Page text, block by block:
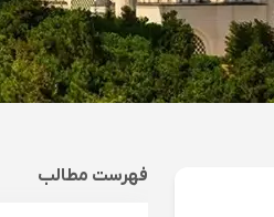
فهرست مطالب